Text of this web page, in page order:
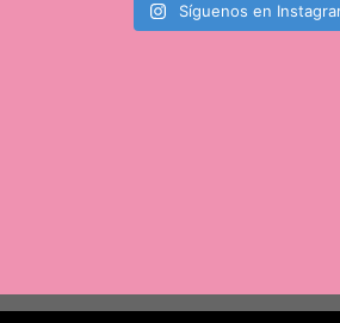
Síguenos en